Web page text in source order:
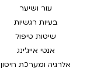
עור ושיער
בעיות רגשיות
שיטות טיפול
אנטי אייג'ינג
אלרגיה ומערכת חיסון